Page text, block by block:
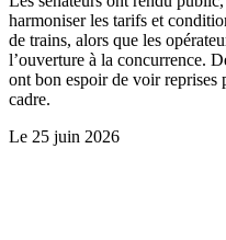
harmoniser les tarifs et
de trains, alors que les
l’ouverture à la concurrence.
ont bon espoir de voir reprises
cadre.
Le 25 juin 2026